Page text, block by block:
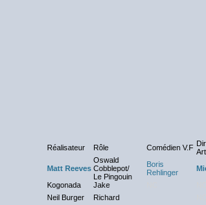
Réalisateur Rôle Comédien V.F
Matt Reeves
Oswald
Cobblepot/
Le Pingouin
Boris
Rehlinger
Kogonada Jake
Neil Burger Richard